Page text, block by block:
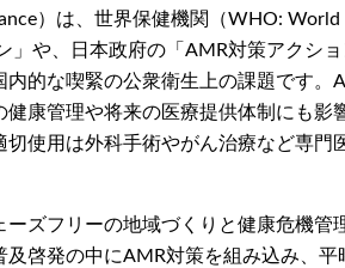
）は、世界保健機関（WHO:
」や、日本政府の「AMR対策アクシ
的な喫緊の公衆衛生上の課題です。
康管理や将来の医療提供体制にも影
使用は外科手術やがん治療など専門
ズフリーの地域づくりと健康危機管
啓発の中にAMR対策を組み込み、平